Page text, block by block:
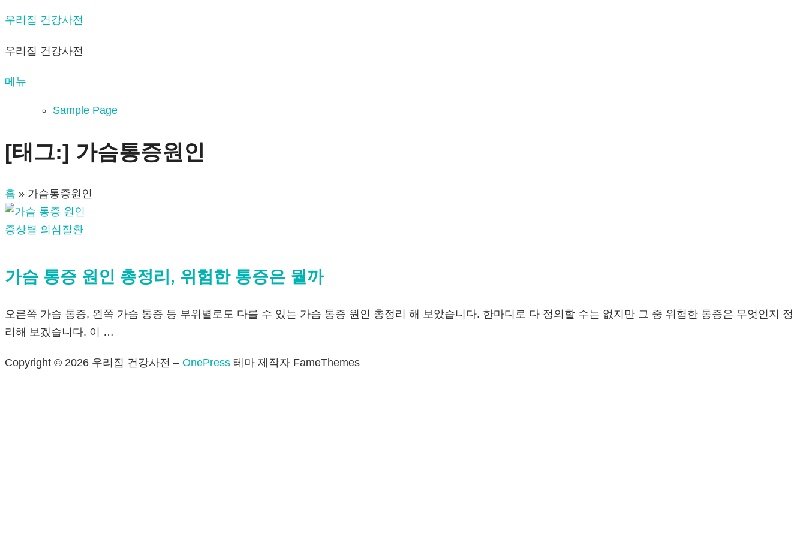
내
으
기
우리집 건강사전
우리집 건강사전
메뉴
Sample Page
[태그:] 가슴통증원인
홈 » 가슴통증원인
증상별 의심질환
가슴 통증 원인 총정리, 위험한 통증은 뭘까
오른쪽 가슴 통증, 왼쪽 가슴 통증 등 부위별로도 다를 수 있는 가슴 통증 원인 총정리 해 보았습니다. 한마디로 다 정의할 수는 없지만 그 중 위험한 통증은 무엇인지 정
리해 보겠습니다. 이 …
Copyright © 2026 우리집 건강사전 – OnePress 테마 제작자 FameThemes